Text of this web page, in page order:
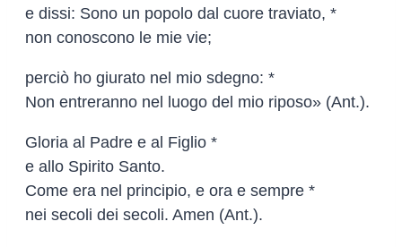
e dissi: Sono un popolo dal cuore traviato, *
non conoscono le mie vie;
perciò ho giurato nel mio sdegno: *
Non entreranno nel luogo del mio riposo» (Ant.).
Gloria al Padre e al Figlio *
e allo Spirito Santo.
Come era nel principio, e ora e sempre *
nei secoli dei secoli. Amen (Ant.).